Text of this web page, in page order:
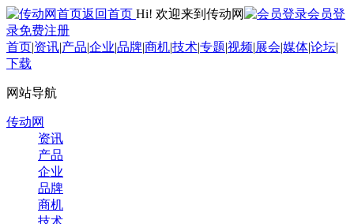
返回首页 Hi! 欢迎来到传动网
会员登
录免费注册
首页|资讯|产品|企业|品牌|商机|技术|专题|视频|展会|媒体|论坛|
下载
网站导航
传动网
资讯
产品
企业
品牌
商机
技术